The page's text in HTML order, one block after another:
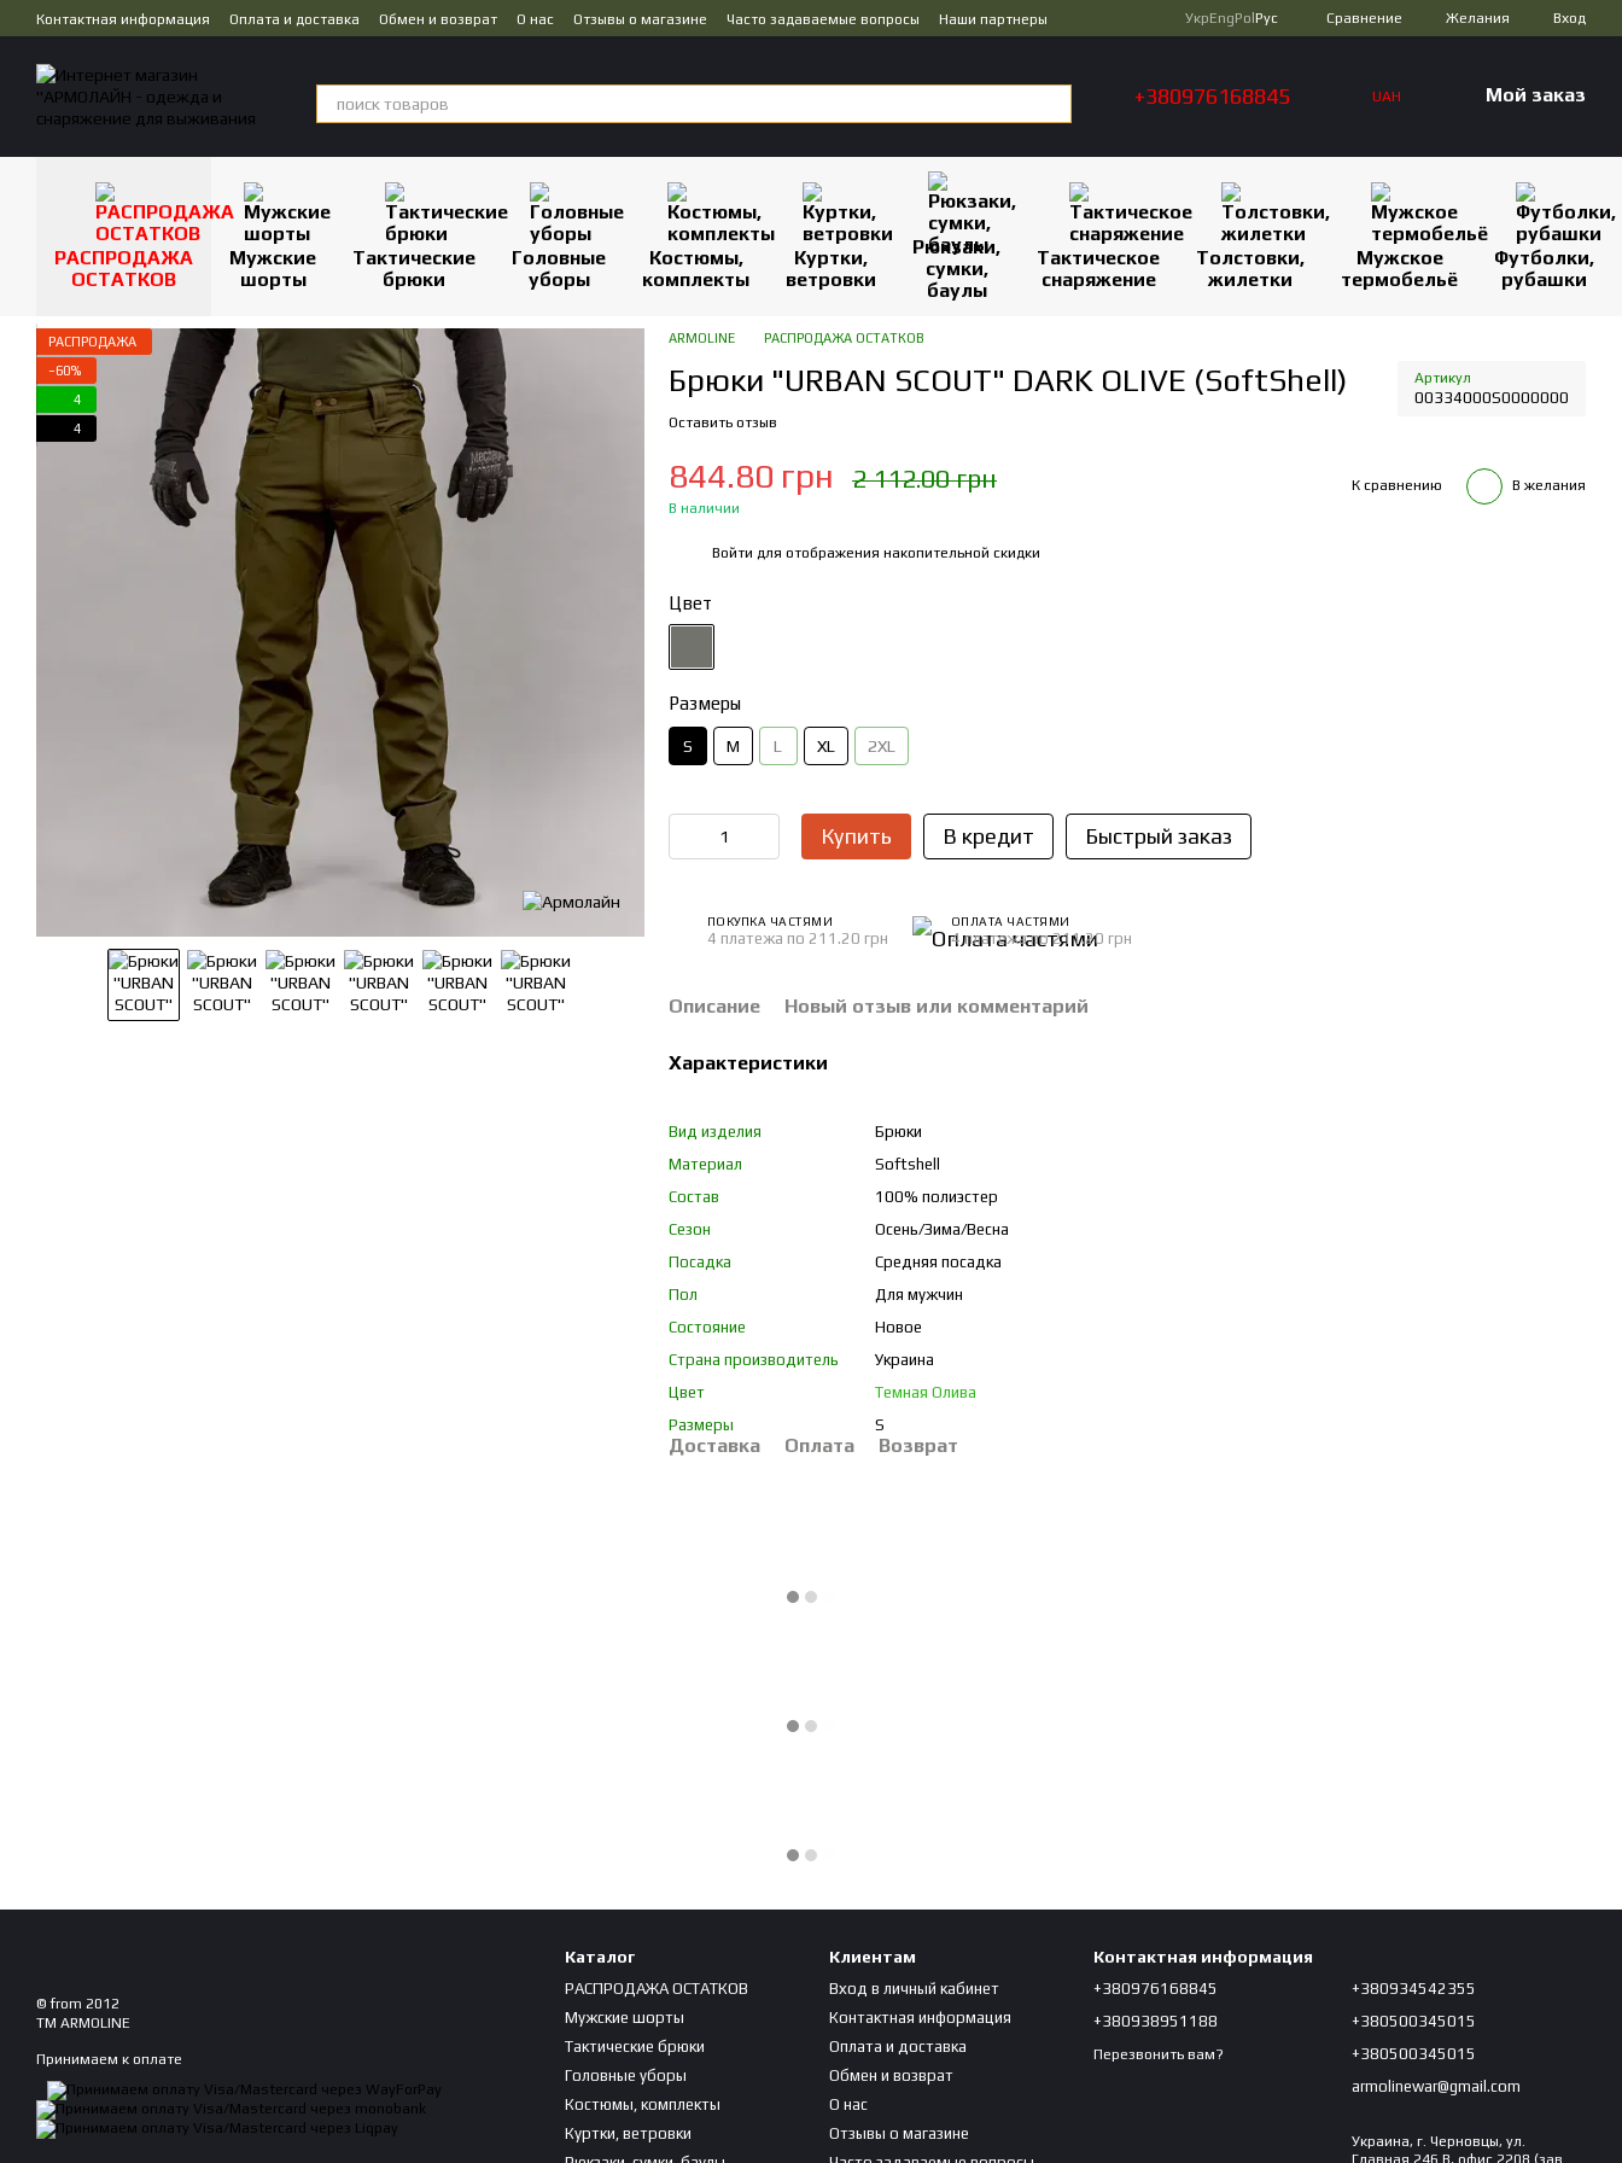
Перейти к основному контенту
Контактная информация Оплата и доставка Обмен и возврат О нас Отзывы о магазине Часто задаваемые вопросы
Наши партнеры
УкрEngPol Рус Сравнение Желания Вход
+380976168845 UAH Мой заказ
РАСПРОДАЖА
ОСТАТКОВ
Мужские
шорты
Тактические
брюки
Головные
уборы
Костюмы,
комплекты
Куртки,
ветровки
Рюкзаки,
сумки,
баулы
Тактическое
снаряжение
Толстовки,
жилетки
Мужское
термобельё
Футболки,
рубашки
РАСПРОДАЖА
−60%
4
4
ARMOLINE РАСПРОДАЖА ОСТАТКОВ
Брюки "URBAN SCOUT" DARK OLIVE (SoftShell) Артикул
00334000S0000000
Оставить отзыв
844.80 грн 2 112.00 грн
В наличии
К сравнению В желания
Войти для отображения накопительной скидки
Цвет
Размеры
S M L XL 2XL
Купить В кредит Быстрый заказ
ПОКУПКА ЧАСТЯМИ
4 платежа по 211.20 грн
ОПЛАТА ЧАСТЯМИ
4 платежа по 211.20 грн
Описание Новый отзыв или комментарий
Характеристики
Вид изделия
Брюки
Материал
Softshell
Состав
100% полиэстер
Сезон
Осень/Зима/Весна
Посадка
Средняя посадка
Пол
Для мужчин
Состояние
Новое
Страна производитель
Украина
Цвет
Темная Олива
Размеры
S
Доставка Оплата Возврат
© from 2012
TM ARMOLINE
Принимаем к оплате
Каталог
РАСПРОДАЖА ОСТАТКОВ
Мужские шорты
Тактические брюки
Головные уборы
Костюмы, комплекты
Куртки, ветровки
Клиентам
Вход в личный кабинет
Контактная информация
Оплата и доставка
Обмен и возврат
О нас
Отзывы о магазине
Контактная информация
+380976168845
+380938951188
Перезвонить вам?
+380934542355
+380500345015
+380500345015
armolinewar@gmail.com
Украина, г. Черновцы, ул.
Главная 246 В, офис 2208 (зав.